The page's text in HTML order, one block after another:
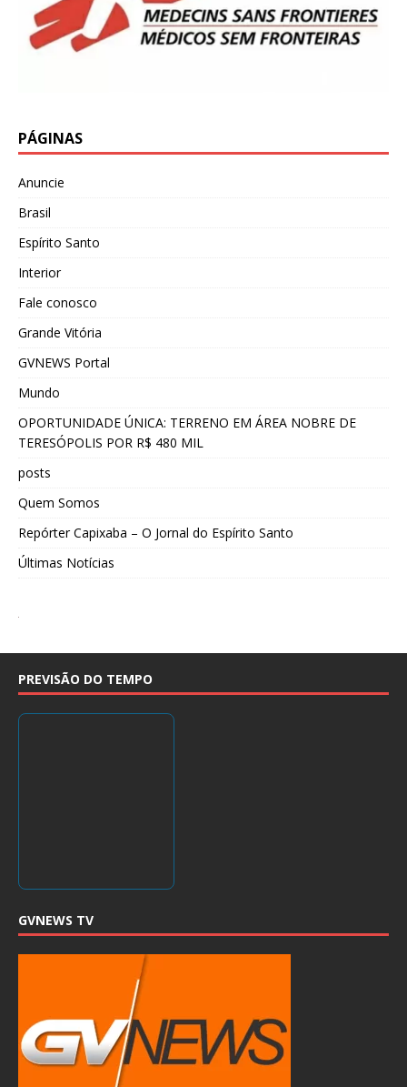
PÁGINAS
Anuncie
Brasil
Espírito Santo
Interior
Fale conosco
Grande Vitória
GVNEWS Portal
Mundo
OPORTUNIDADE ÚNICA: TERRENO EM ÁREA NOBRE DE
TERESÓPOLIS POR R$ 480 MIL
posts
Quem Somos
Repórter Capixaba – O Jornal do Espírito Santo
Últimas Notícias
PREVISÃO DO TEMPO
GVNEWS TV